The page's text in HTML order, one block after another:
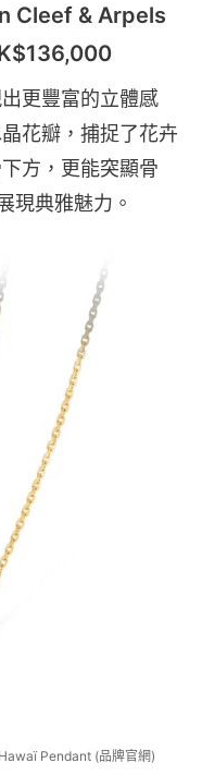
Cleef & Arpels
更豐富的立體感
花瓣，捕捉了花卉
方，更能突顯骨
現典雅魅力。
Pendant (品牌官網)